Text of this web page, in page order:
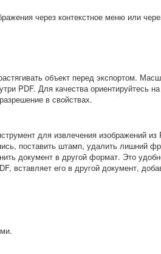
через контекстное меню или
объект перед экспортом.
PDF. Для качества ориентируйтесь
в свойствах.
для извлечения изображений
поставить штамп, удалить лишний
документ в другой формат. Это
вставляет его в другой документ,